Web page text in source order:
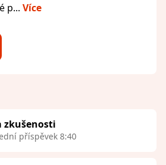
p... Více
zkušenosti
příspěvek 8:40